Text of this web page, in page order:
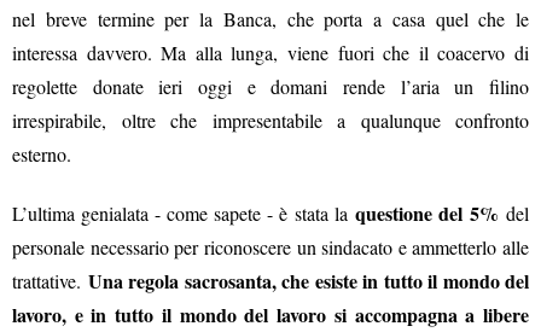
nel breve termine per la Banca, che porta a casa quel che le
interessa davvero. Ma alla lunga, viene fuori che il coacervo di
regolette donate ieri oggi e domani rende l’aria un filino
irrespirabile, oltre che impresentabile a qualunque confronto
esterno.
L’ultima genialata - come sapete - è stata la questione del 5% del
personale necessario per riconoscere un sindacato e ammetterlo alle
trattative. Una regola sacrosanta, che esiste in tutto il mondo del
lavoro, e in tutto il mondo del lavoro si accompagna a libere